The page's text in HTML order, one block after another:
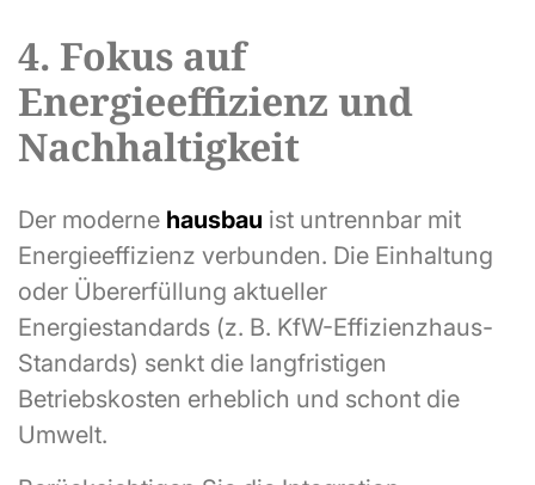
4. Fokus auf
Energieeffizienz und
Nachhaltigkeit
Der moderne hausbau ist untrennbar mit
Energieeffizienz verbunden. Die Einhaltung
oder Übererfüllung aktueller
Energiestandards (z. B. KfW-Effizienzhaus-
Standards) senkt die langfristigen
Betriebskosten erheblich und schont die
Umwelt.